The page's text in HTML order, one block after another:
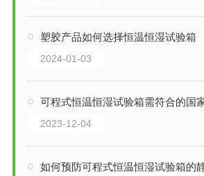
塑胶产品如何选择恒温恒湿试验箱
2024-01-03
可程式恒温恒湿试验箱需符合的国
2023-12-04
如何预防可程式恒温恒湿试验箱的